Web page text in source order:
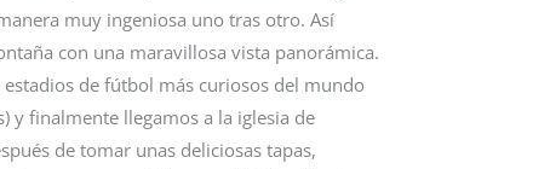
muy ingeniosa uno tras otro. Así
con una maravillosa vista panorámica.
de fútbol más curiosos del mundo
y finalmente llegamos a la iglesia de
de tomar unas deliciosas tapas,